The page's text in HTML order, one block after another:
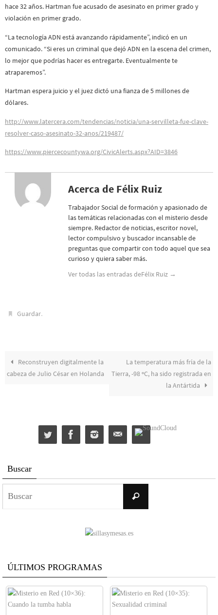
hace 32 años. Hartman fue acusado de asesinato en primer grado y
violación en primer grado.
“La tecnología ADN está avanzando rápidamente”, indicó en un
comunicado. “Si eres un criminal que dejó ADN en la escena del crimen,
lo mejor que podrías hacer es entregarte. Eventualmente te
atraparemos”.
Hartman espera juicio y el juez dictó una fianza de 5 millones de
dólares.
http://www.latercera.com/tendencias/noticia/una-servilleta-fue-clave-
resolver-caso-asesinato-32-anos/219487/
https://www.piercecountywa.org/CivicAlerts.aspx?AID=3846
Acerca de Félix Ruiz
Trabajador Social de formación y apasionado de
las temáticas relacionadas con el misterio desde
siempre. Redactor de noticias, escritor novel,
lector compulsivo y buscador incansable de
preguntas que compartir con todo aquel que sea
curioso y quiera saber más.
Ver todas las entradas deFélix Ruiz →
Guardar.
Reconstruyen digitalmente la
cabeza de Julio César en Holanda
La temperatura más fría de la
Tierra, -98 ºC, ha sido registrada en
la Antártida
Buscar
Buscar
ÚLTIMOS PROGRAMAS